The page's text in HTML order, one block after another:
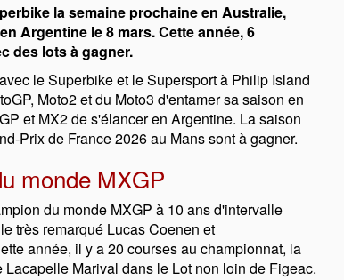
la semaine prochaine en Australie,
Argentine le 8 mars. Cette année, 6
des lots à gagner.
le Superbike et le Supersport à Philip Island
Moto2 et du Moto3 d'entamer sa saison en
et MX2 de s'élancer en Argentine. La saison
Prix de France 2026 au Mans sont à gagner.
monde MXGP
du monde MXGP à 10 ans d'intervalle
très remarqué Lucas Coenen et
année, il y a 20 courses au championnat, la
Marival dans le Lot non loin de Figeac.